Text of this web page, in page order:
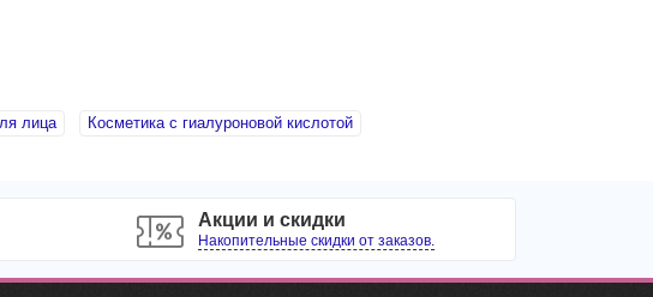
лица Косметика с гиалуроновой кислотой
Акции и скидки
Накопительные скидки от заказов.